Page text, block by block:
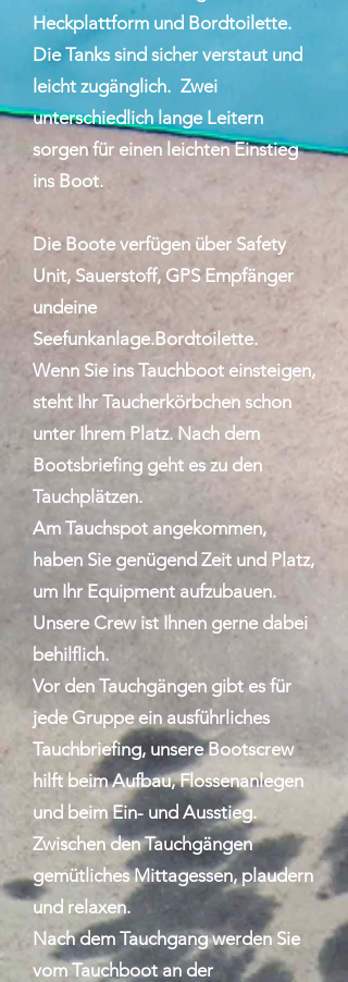
Heckplattform und Bordtoilette.
Die Tanks sind sicher verstaut und
leicht zugänglich. Zwei
unterschiedlich lange Leitern
sorgen für einen leichten Einstieg
ins Boot.
Die Boote verfügen über Safety
Unit, Sauerstoff, GPS Empfänger
undeine
Seefunkanlage.Bordtoilette.
Wenn Sie ins Tauchboot einsteigen,
steht Ihr Taucherkörbchen schon
unter Ihrem Platz. Nach dem
Bootsbriefing geht es zu den
Tauchplätzen.
Am Tauchspot angekommen,
haben Sie genügend Zeit und Platz,
um Ihr Equipment aufzubauen.
Unsere Crew ist Ihnen gerne dabei
behilflich.
Vor den Tauchgängen gibt es für
jede Gruppe ein ausführliches
Tauchbriefing, unsere Bootscrew
hilft beim Aufbau, Flossenanlegen
und beim Ein- und Ausstieg.
Zwischen den Tauchgängen
gemütliches Mittagessen, plaudern
und relaxen.
Nach dem Tauchgang werden Sie
vom Tauchboot an der